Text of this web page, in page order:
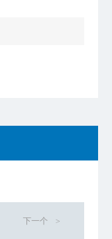
下一个 >